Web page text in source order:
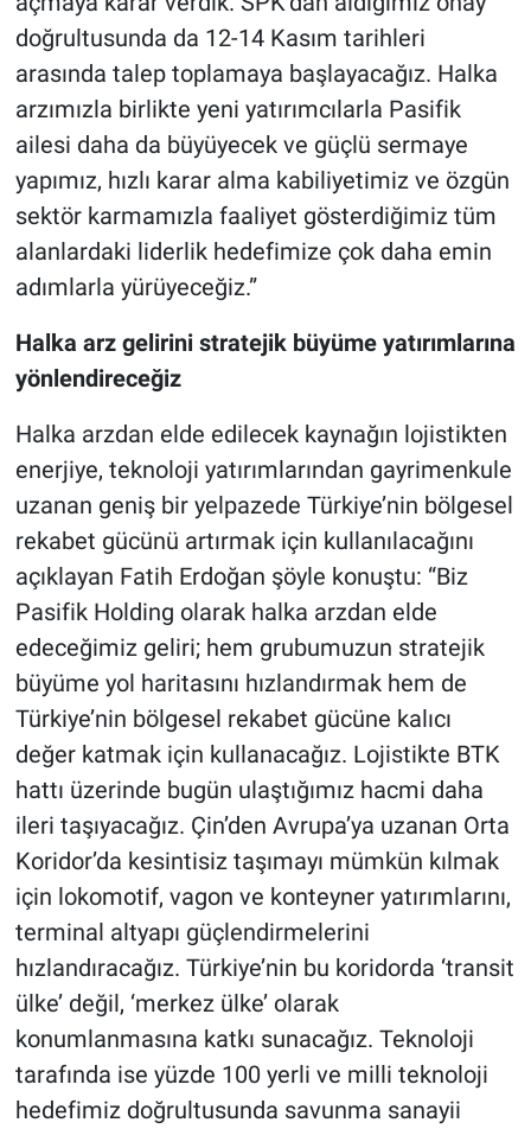
doğrultusunda da 12-14 Kasım tarihleri
arasında talep toplamaya başlayacağız. Halka
arzımızla birlikte yeni yatırımcılarla Pasifik
ailesi daha da büyüyecek ve güçlü sermaye
yapımız, hızlı karar alma kabiliyetimiz ve özgün
sektör karmamızla faaliyet gösterdiğimiz tüm
alanlardaki liderlik hedefimize çok daha emin
adımlarla yürüyeceğiz.”
Halka arz gelirini stratejik büyüme yatırımlarına
yönlendireceğiz
Halka arzdan elde edilecek kaynağın lojistikten
enerjiye, teknoloji yatırımlarından gayrimenkule
uzanan geniş bir yelpazede Türkiye’nin bölgesel
rekabet gücünü artırmak için kullanılacağını
açıklayan Fatih Erdoğan şöyle konuştu: “Biz
Pasifik Holding olarak halka arzdan elde
edeceğimiz geliri; hem grubumuzun stratejik
büyüme yol haritasını hızlandırmak hem de
Türkiye’nin bölgesel rekabet gücüne kalıcı
değer katmak için kullanacağız. Lojistikte BTK
hattı üzerinde bugün ulaştığımız hacmi daha
ileri taşıyacağız. Çin’den Avrupa’ya uzanan Orta
Koridor’da kesintisiz taşımayı mümkün kılmak
için lokomotif, vagon ve konteyner yatırımlarını,
terminal altyapı güçlendirmelerini
hızlandıracağız. Türkiye’nin bu koridorda ‘transit
ülke’ değil, ‘merkez ülke’ olarak
konumlanmasına katkı sunacağız. Teknoloji
tarafında ise yüzde 100 yerli ve milli teknoloji
hedefimiz doğrultusunda savunma sanayii